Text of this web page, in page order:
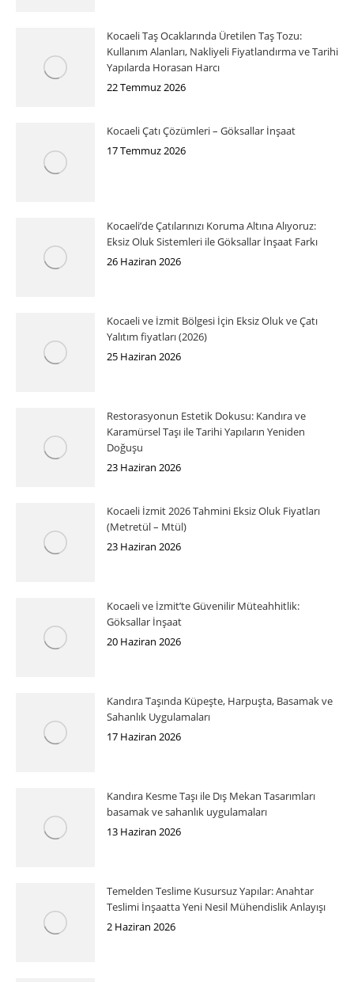
Kocaeli Taş Ocaklarında Üretilen Taş Tozu:
Kullanım Alanları, Nakliyeli Fiyatlandırma ve Tarihi
Yapılarda Horasan Harcı
22 Temmuz 2026
Kocaeli Çatı Çözümleri – Göksallar İnşaat
17 Temmuz 2026
Kocaeli’de Çatılarınızı Koruma Altına Alıyoruz:
Eksiz Oluk Sistemleri ile Göksallar İnşaat Farkı
26 Haziran 2026
Kocaeli ve İzmit Bölgesi İçin Eksiz Oluk ve Çatı
Yalıtım fiyatları (2026)
25 Haziran 2026
Restorasyonun Estetik Dokusu: Kandıra ve
Karamürsel Taşı ile Tarihi Yapıların Yeniden
Doğuşu
23 Haziran 2026
Kocaeli İzmit 2026 Tahmini Eksiz Oluk Fiyatları
(Metretül – Mtül)
23 Haziran 2026
Kocaeli ve İzmit’te Güvenilir Müteahhitlik:
Göksallar İnşaat
20 Haziran 2026
Kandıra Taşında Küpeşte, Harpuşta, Basamak ve
Sahanlık Uygulamaları
17 Haziran 2026
Kandıra Kesme Taşı ile Dış Mekan Tasarımları
basamak ve sahanlık uygulamaları
13 Haziran 2026
Temelden Teslime Kusursuz Yapılar: Anahtar
Teslimi İnşaatta Yeni Nesil Mühendislik Anlayışı
2 Haziran 2026